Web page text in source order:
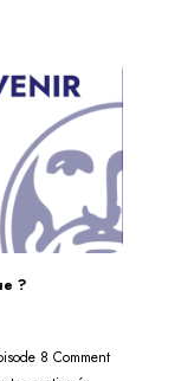
?
8 Comment